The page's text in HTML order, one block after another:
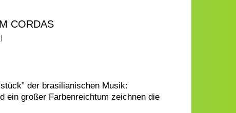
CORDAS
der brasilianischen Musik:
ein großer Farbenreichtum zeichnen die